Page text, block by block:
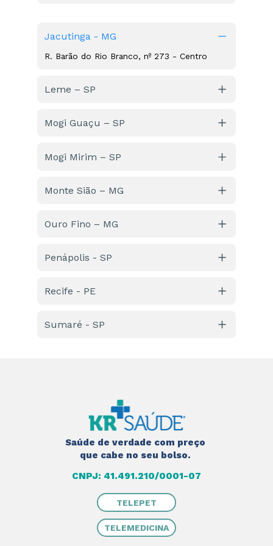
Jacutinga - MG
R. Barão do Rio Branco, nº 273 - Centro
Leme – SP
Mogi Guaçu – SP
Cidade Nova
Mogi Mirim – SP
Centro, anexo a Santa Casa
Monte Sião – MG
Ouro Fino – MG
Juvevê, Sala E
Penápolis - SP
Recife - PE
Sumaré - SP
TELEPET
TELEMEDICINA
Saúde de verdade com preço
que cabe no seu bolso.
CNPJ: 41.491.210/0001-07